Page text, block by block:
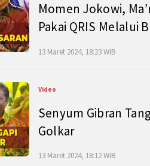
Momen Jokowi,
Pakai QRIS Melalui
13 Maret 2024, 18:23 WIB
Video
Senyum Gibran
Golkar
13 Maret 2024, 18:12 WIB